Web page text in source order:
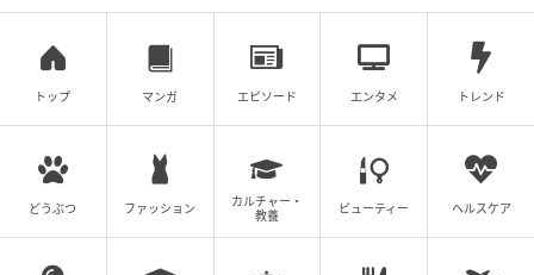
次の話を読む
第39話
ママ友の財布
ツムママ
トップ マンガ エピソード エンタメ トレンド
どうぶつ ファッション
カルチャー・
教養
ビューティー ヘルスケア